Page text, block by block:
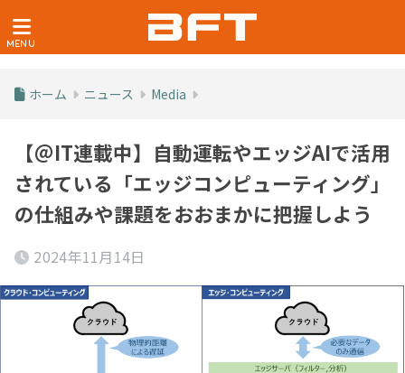
ホーム ニュース Media
【＠IT連載中】自動運転やエッジAIで活用
されている「エッジコンピューティング」
の仕組みや課題をおおまかに把握しよう
2024年11月14日